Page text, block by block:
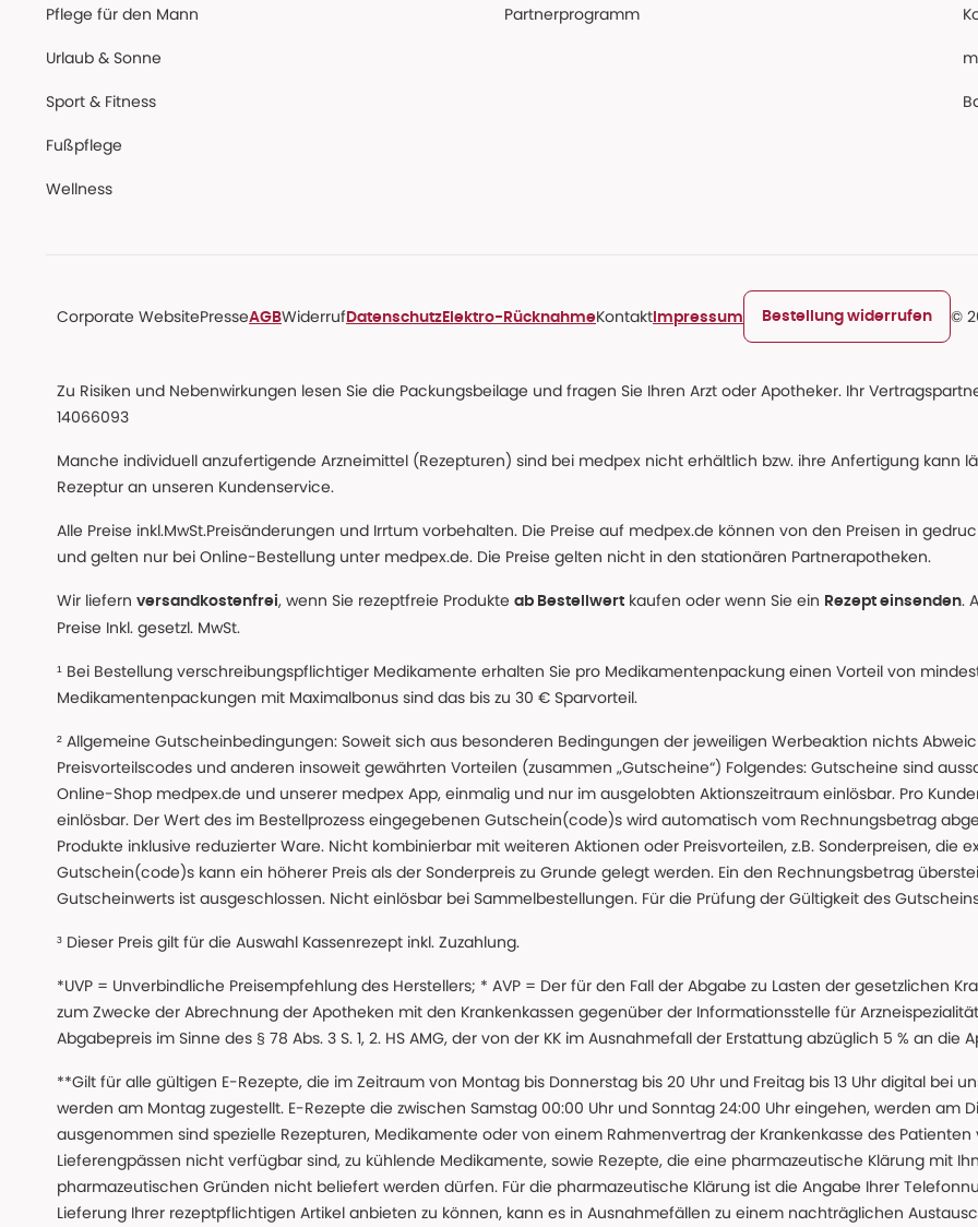
Pflege für den Mann
Urlaub & Sonne
Sport & Fitness
Fußpflege
Wellness
Partnerprogramm
Corporate WebsitePresseAGBWiderruf Datenschutz Elektro-RücknahmeKontakt Impressum Bestellung widerrufen ©
Zu Risiken und Nebenwirkungen lesen Sie die Packungsbeilage und fragen Sie Ihren Arzt oder Apotheker. Ihr
14066093
Manche individuell anzufertigende Arzneimittel (Rezepturen) sind bei medpex nicht erhältlich bzw. ihre Anfertigung kann
Rezeptur an unseren Kundenservice.
Alle Preise inkl.MwSt.Preisänderungen und Irrtum vorbehalten. Die Preise auf medpex.de können von den Preisen in
und gelten nur bei Online-Bestellung unter medpex.de. Die Preise gelten nicht in den stationären Partnerapotheken.
Wir liefern versandkostenfrei, wenn Sie rezeptfreie Produkte ab Bestellwert kaufen oder wenn Sie ein Rezept einsenden.
Preise Inkl. gesetzl. MwSt.
¹ Bei Bestellung verschreibungspflichtiger Medikamente erhalten Sie pro Medikamentenpackung einen Vorteil von
Medikamentenpackungen mit Maximalbonus sind das bis zu 30 € Sparvorteil.
² Allgemeine Gutscheinbedingungen: Soweit sich aus besonderen Bedingungen der jeweiligen Werbeaktion nichts
Preisvorteilscodes und anderen insoweit gewährten Vorteilen (zusammen „Gutscheine“) Folgendes: Gutscheine sind
Online-Shop medpex.de und unserer medpex App, einmalig und nur im ausgelobten Aktionszeitraum einlösbar. Pro
einlösbar. Der Wert des im Bestellprozess eingegebenen Gutschein(code)s wird automatisch vom Rechnungsbetrag
Produkte inklusive reduzierter Ware. Nicht kombinierbar mit weiteren Aktionen oder Preisvorteilen, z.B. Sonderpreisen, die
Gutschein(code)s kann ein höherer Preis als der Sonderpreis zu Grunde gelegt werden. Ein den Rechnungsbetrag
Gutscheinwerts ist ausgeschlossen. Nicht einlösbar bei Sammelbestellungen. Für die Prüfung der Gültigkeit des
³ Dieser Preis gilt für die Auswahl Kassenrezept inkl. Zuzahlung.
*UVP = Unverbindliche Preisempfehlung des Herstellers; * AVP = Der für den Fall der Abgabe zu Lasten der gesetzlichen
zum Zwecke der Abrechnung der Apotheken mit den Krankenkassen gegenüber der Informationsstelle für
Abgabepreis im Sinne des § 78 Abs. 3 S. 1, 2. HS AMG, der von der KK im Ausnahmefall der Erstattung abzüglich 5 % an die
**Gilt für alle gültigen E-Rezepte, die im Zeitraum von Montag bis Donnerstag bis 20 Uhr und Freitag bis 13 Uhr digital bei
werden am Montag zugestellt. E-Rezepte die zwischen Samstag 00:00 Uhr und Sonntag 24:00 Uhr eingehen, werden am
ausgenommen sind spezielle Rezepturen, Medikamente oder von einem Rahmenvertrag der Krankenkasse des
Lieferengpässen nicht verfügbar sind, zu kühlende Medikamente, sowie Rezepte, die eine pharmazeutische Klärung mit
pharmazeutischen Gründen nicht beliefert werden dürfen. Für die pharmazeutische Klärung ist die Angabe Ihrer
Lieferung Ihrer rezeptpflichtigen Artikel anbieten zu können, kann es in Ausnahmefällen zu einem nachträglichen